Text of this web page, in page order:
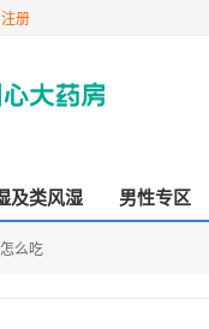
注册
及类风湿 男性专区
么吃